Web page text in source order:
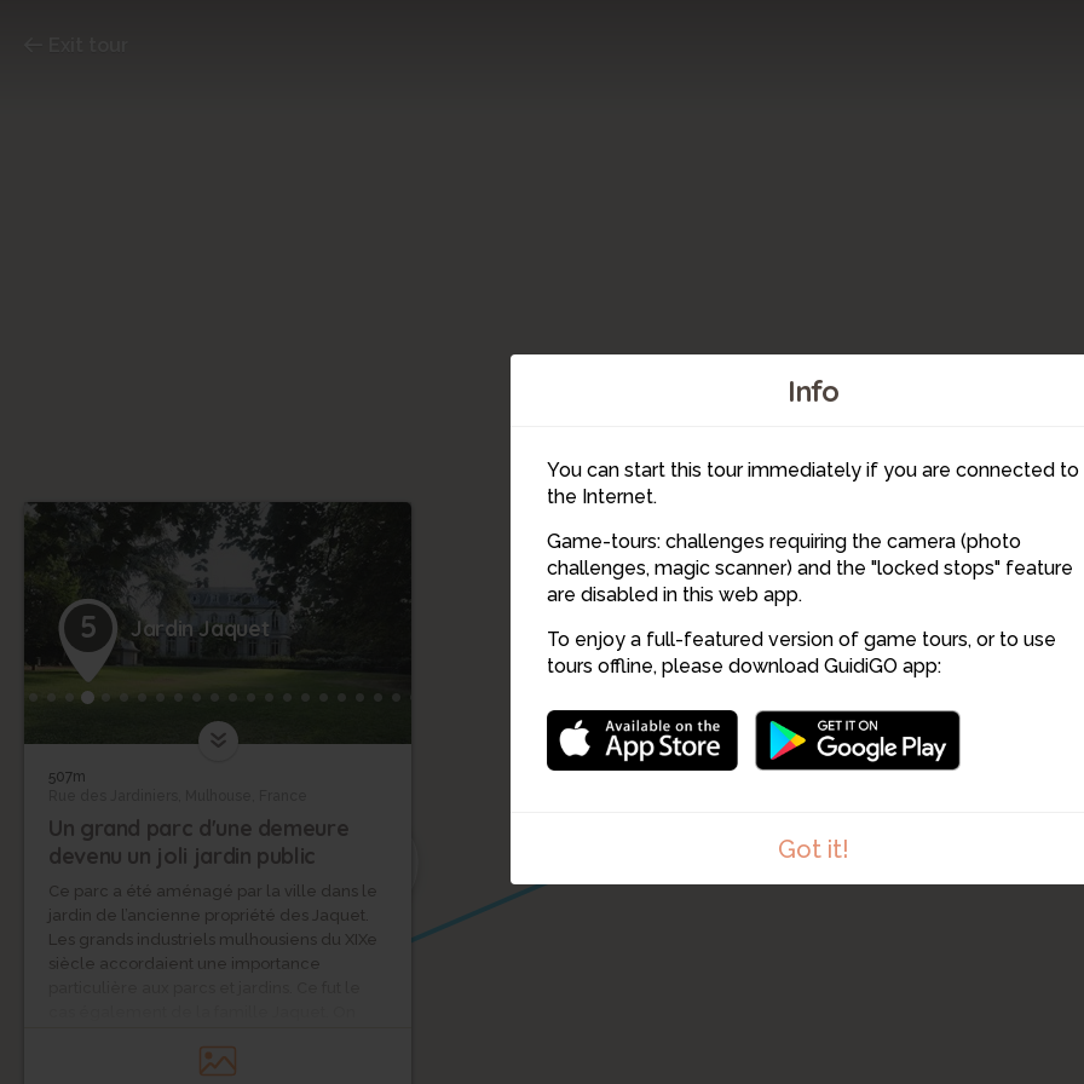
Info
You can start this tour immediately if you are connected to
the Internet.
Game-tours: challenges requiring the camera (photo
challenges, magic scanner) and the "locked stops" feature
are disabled in this web app.
To enjoy a full-featured version of game tours, or to use
tours offline, please download GuidiGO app:
Got it!
6
5
5 Jardin Jaquet
507m
Un grand parc d'une demeure
devenu un joli jardin public
Ce parc a été aménagé par la ville dans le
jardin de l’ancienne propriété des Jaquet.
Les grands industriels mulhousiens du XIXe
siècle accordaient une importance
Jaquet un jardin représentatif de ce qui se